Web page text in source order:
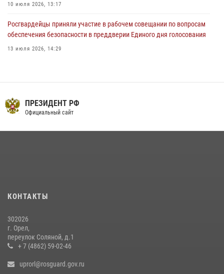
10 июля 2026, 13:17
Росгвардейцы приняли участие в рабочем совещании по вопросам
обеспечения безопасности в преддверии Единого дня голосования
13 июля 2026, 14:29
16 июля 2026, 13:34
На брифинге росгвардейцы рассказали орловцам об изменениях в
законодательстве, регулирующем оборот оружия
15 июля 2026, 14:49
ПРЕЗИДЕНТ РФ
Официальный сайт
КОНТАКТЫ
302026
г. Орел,
переулок Соляной, д.1
+ 7 (4862) 59-02-46
uprorl@rosguard.gov.ru